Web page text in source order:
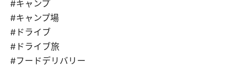
#キャンプ
#キャンプ場
#ドライブ
#ドライブ旅
#フードデリバリー